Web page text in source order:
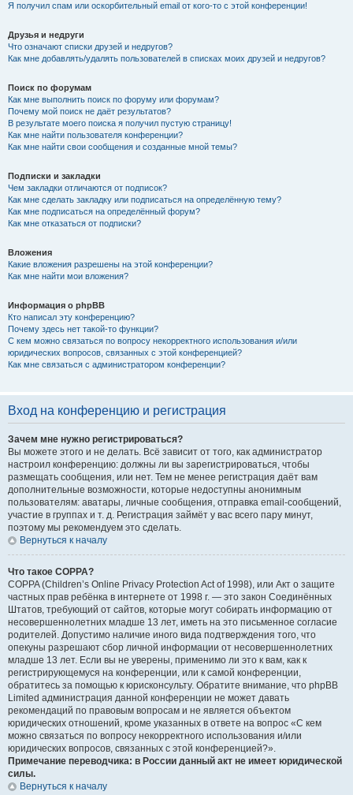
Я получил спам или оскорбительный email от кого-то с этой конференции!
Друзья и недруги
Что означают списки друзей и недругов?
Как мне добавлять/удалять пользователей в списках моих друзей и недругов?
Поиск по форумам
Как мне выполнить поиск по форуму или форумам?
Почему мой поиск не даёт результатов?
В результате моего поиска я получил пустую страницу!
Как мне найти пользователя конференции?
Как мне найти свои сообщения и созданные мной темы?
Подписки и закладки
Чем закладки отличаются от подписок?
Как мне сделать закладку или подписаться на определённую тему?
Как мне подписаться на определённый форум?
Как мне отказаться от подписки?
Вложения
Какие вложения разрешены на этой конференции?
Как мне найти мои вложения?
Информация о phpBB
Кто написал эту конференцию?
Почему здесь нет такой-то функции?
С кем можно связаться по вопросу некорректного использования и/или
юридических вопросов, связанных с этой конференцией?
Как мне связаться с администратором конференции?
Вход на конференцию и регистрация
Зачем мне нужно регистрироваться?
Вы можете этого и не делать. Всё зависит от того, как администратор
настроил конференцию: должны ли вы зарегистрироваться, чтобы
размещать сообщения, или нет. Тем не менее регистрация даёт вам
дополнительные возможности, которые недоступны анонимным
пользователям: аватары, личные сообщения, отправка email-сообщений,
участие в группах и т. д. Регистрация займёт у вас всего пару минут,
поэтому мы рекомендуем это сделать.
Вернуться к началу
Что такое COPPA?
COPPA (Children’s Online Privacy Protection Act of 1998), или Акт о защите
частных прав ребёнка в интернете от 1998 г. — это закон Соединённых
Штатов, требующий от сайтов, которые могут собирать информацию от
несовершеннолетних младше 13 лет, иметь на это письменное согласие
родителей. Допустимо наличие иного вида подтверждения того, что
опекуны разрешают сбор личной информации от несовершеннолетних
младше 13 лет. Если вы не уверены, применимо ли это к вам, как к
регистрирующемуся на конференции, или к самой конференции,
обратитесь за помощью к юрисконсульту. Обратите внимание, что phpBB
Limited администрация данной конференции не может давать
рекомендаций по правовым вопросам и не является объектом
юридических отношений, кроме указанных в ответе на вопрос «С кем
можно связаться по вопросу некорректного использования и/или
юридических вопросов, связанных с этой конференцией?».
Примечание переводчика: в России данный акт не имеет юридической
силы.
Вернуться к началу